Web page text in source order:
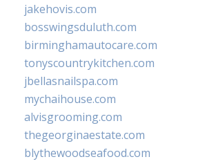
jakehovis.com
bosswingsduluth.com
birminghamautocare.com
tonyscountrykitchen.com
jbellasnailspa.com
mychaihouse.com
alvisgrooming.com
thegeorginaestate.com
blythewoodseafood.com